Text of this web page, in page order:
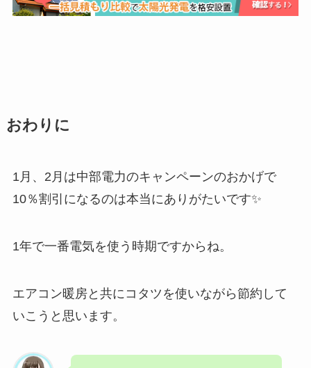
おわりに
1月、2月は中部電力のキャンペーンのおかげで
10％割引になるのは本当にありがたいです✨
1年で一番電気を使う時期ですからね。
エアコン暖房と共にコタツを使いながら節約して
いこうと思います。